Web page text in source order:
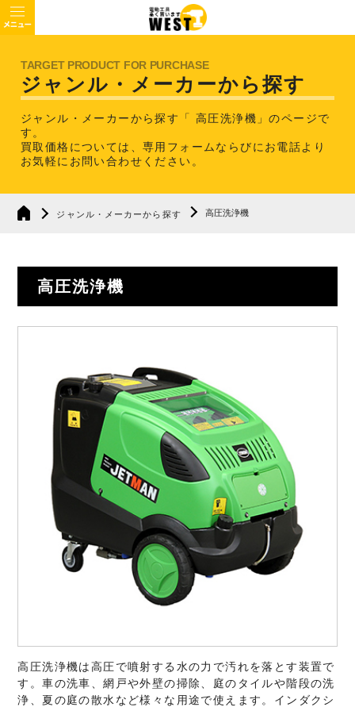
ジャンル・メーカーから探す
ジャンル・メーカーから探す「 高圧洗浄機」のページで
す。
買取価格については、専用フォームならびにお電話より
お気軽にお問い合わせください。
ジャンル・メーカーから探す 高圧洗浄機
高圧洗浄機
高圧洗浄機は高圧で噴射する水の力で汚れを落とす装置で
す。車の洗車、網戸や外壁の掃除、庭のタイルや階段の洗
浄、夏の庭の散水など様々な用途で使えます。インダクシ